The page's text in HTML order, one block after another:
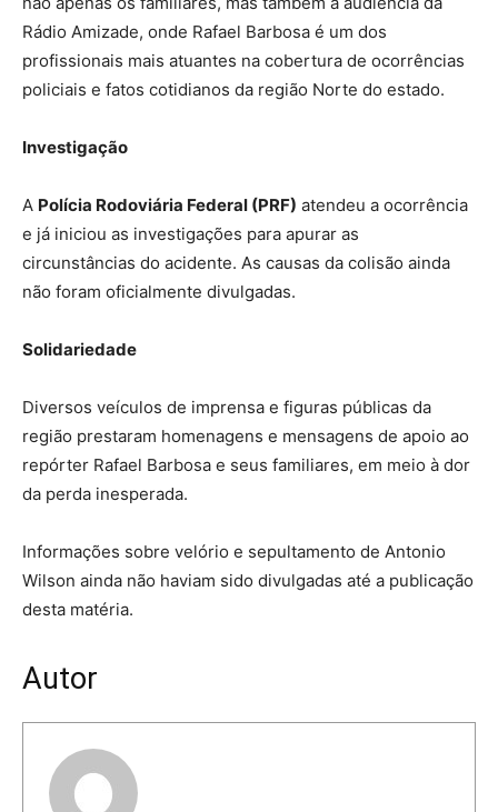
Rádio Amizade, onde Rafael Barbosa é um dos
profissionais mais atuantes na cobertura de ocorrências
policiais e fatos cotidianos da região Norte do estado.
Investigação
A Polícia Rodoviária Federal (PRF) atendeu a ocorrência
e já iniciou as investigações para apurar as
circunstâncias do acidente. As causas da colisão ainda
não foram oficialmente divulgadas.
Solidariedade
Diversos veículos de imprensa e figuras públicas da
região prestaram homenagens e mensagens de apoio ao
repórter Rafael Barbosa e seus familiares, em meio à dor
da perda inesperada.
Informações sobre velório e sepultamento de Antonio
Wilson ainda não haviam sido divulgadas até a publicação
desta matéria.
Autor